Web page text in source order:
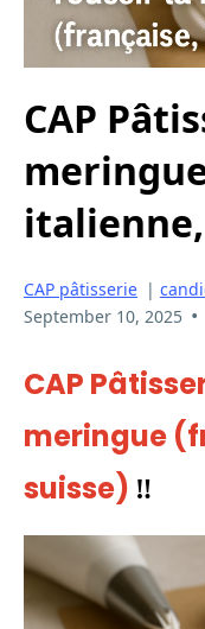
CAP
CAP pâtisserie |
September 10, 2025 •
CAP
meringue
suisse) ‼️